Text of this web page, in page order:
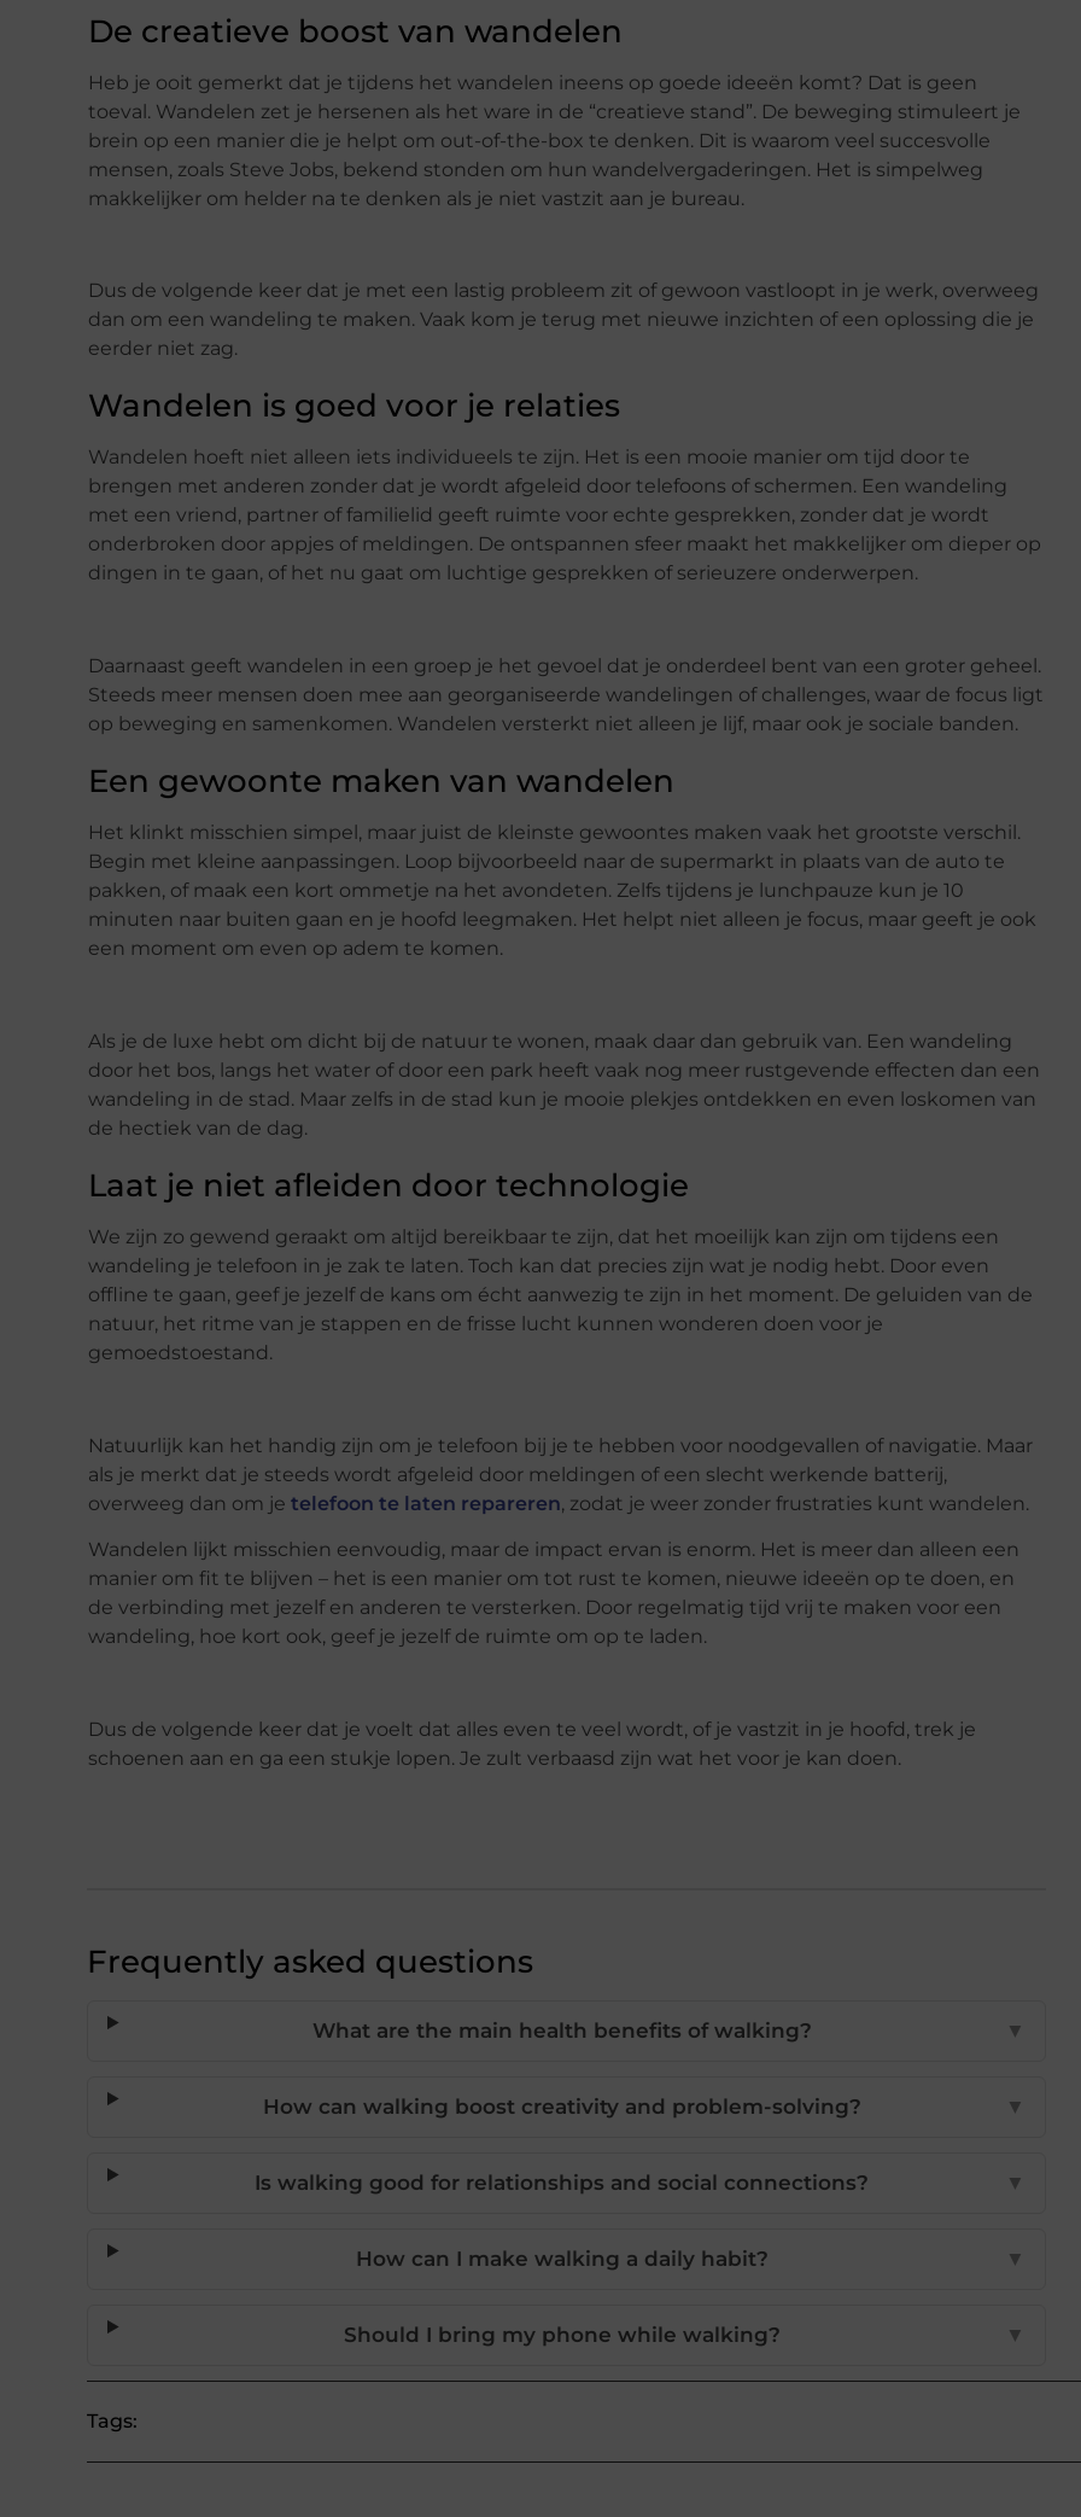
De creatieve boost van wandelen
Heb je ooit gemerkt dat je tijdens het wandelen ineens op goede ideeën komt? Dat is geen
toeval. Wandelen zet je hersenen als het ware in de “creatieve stand”. De beweging stimuleert je
brein op een manier die je helpt om out-of-the-box te denken. Dit is waarom veel succesvolle
mensen, zoals Steve Jobs, bekend stonden om hun wandelvergaderingen. Het is simpelweg
makkelijker om helder na te denken als je niet vastzit aan je bureau.
Dus de volgende keer dat je met een lastig probleem zit of gewoon vastloopt in je werk, overweeg
dan om een wandeling te maken. Vaak kom je terug met nieuwe inzichten of een oplossing die je
eerder niet zag.
Wandelen is goed voor je relaties
Wandelen hoeft niet alleen iets individueels te zijn. Het is een mooie manier om tijd door te
brengen met anderen zonder dat je wordt afgeleid door telefoons of schermen. Een wandeling
met een vriend, partner of familielid geeft ruimte voor echte gesprekken, zonder dat je wordt
onderbroken door appjes of meldingen. De ontspannen sfeer maakt het makkelijker om dieper op
dingen in te gaan, of het nu gaat om luchtige gesprekken of serieuzere onderwerpen.
Daarnaast geeft wandelen in een groep je het gevoel dat je onderdeel bent van een groter geheel.
Steeds meer mensen doen mee aan georganiseerde wandelingen of challenges, waar de focus ligt
op beweging en samenkomen. Wandelen versterkt niet alleen je lijf, maar ook je sociale banden.
Een gewoonte maken van wandelen
Het klinkt misschien simpel, maar juist de kleinste gewoontes maken vaak het grootste verschil.
Begin met kleine aanpassingen. Loop bijvoorbeeld naar de supermarkt in plaats van de auto te
pakken, of maak een kort ommetje na het avondeten. Zelfs tijdens je lunchpauze kun je 10
minuten naar buiten gaan en je hoofd leegmaken. Het helpt niet alleen je focus, maar geeft je ook
een moment om even op adem te komen.
Als je de luxe hebt om dicht bij de natuur te wonen, maak daar dan gebruik van. Een wandeling
door het bos, langs het water of door een park heeft vaak nog meer rustgevende effecten dan een
wandeling in de stad. Maar zelfs in de stad kun je mooie plekjes ontdekken en even loskomen van
de hectiek van de dag.
Laat je niet afleiden door technologie
We zijn zo gewend geraakt om altijd bereikbaar te zijn, dat het moeilijk kan zijn om tijdens een
wandeling je telefoon in je zak te laten. Toch kan dat precies zijn wat je nodig hebt. Door even
offline te gaan, geef je jezelf de kans om écht aanwezig te zijn in het moment. De geluiden van de
natuur, het ritme van je stappen en de frisse lucht kunnen wonderen doen voor je
gemoedstoestand.
Natuurlijk kan het handig zijn om je telefoon bij je te hebben voor noodgevallen of navigatie. Maar
als je merkt dat je steeds wordt afgeleid door meldingen of een slecht werkende batterij,
overweeg dan om je telefoon te laten repareren, zodat je weer zonder frustraties kunt wandelen.
Wandelen lijkt misschien eenvoudig, maar de impact ervan is enorm. Het is meer dan alleen een
manier om fit te blijven – het is een manier om tot rust te komen, nieuwe ideeën op te doen, en
de verbinding met jezelf en anderen te versterken. Door regelmatig tijd vrij te maken voor een
wandeling, hoe kort ook, geef je jezelf de ruimte om op te laden.
Dus de volgende keer dat je voelt dat alles even te veel wordt, of je vastzit in je hoofd, trek je
schoenen aan en ga een stukje lopen. Je zult verbaasd zijn wat het voor je kan doen.
Frequently asked questions
What are the main health benefits of walking? ▼
How can walking boost creativity and problem-solving? ▼
Is walking good for relationships and social connections? ▼
How can I make walking a daily habit? ▼
Should I bring my phone while walking? ▼
Tags: